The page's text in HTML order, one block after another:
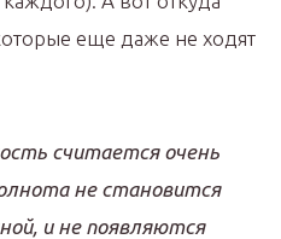
еще даже не ходят
считается очень
не становится
и не появляются